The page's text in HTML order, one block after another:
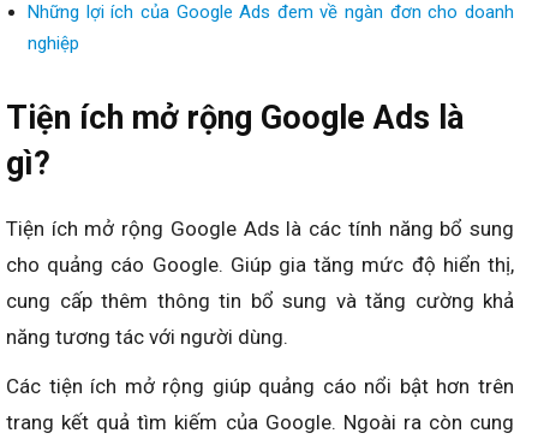
Những lợi ích của Google Ads đem về ngàn đơn cho doanh
nghiệp
Tiện ích mở rộng Google Ads là
gì?
Tiện ích mở rộng Google Ads là các tính năng bổ sung
cho quảng cáo Google. Giúp gia tăng mức độ hiển thị,
cung cấp thêm thông tin bổ sung và tăng cường khả
năng tương tác với người dùng.
Các tiện ích mở rộng giúp quảng cáo nổi bật hơn trên
trang kết quả tìm kiếm của Google. Ngoài ra còn cung